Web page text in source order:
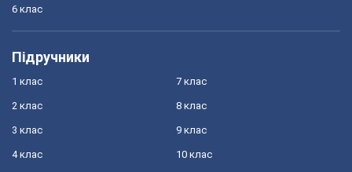
6 клас
Підручники
1 клас
2 клас
3 клас
4 клас
7 клас
8 клас
9 клас
10 клас